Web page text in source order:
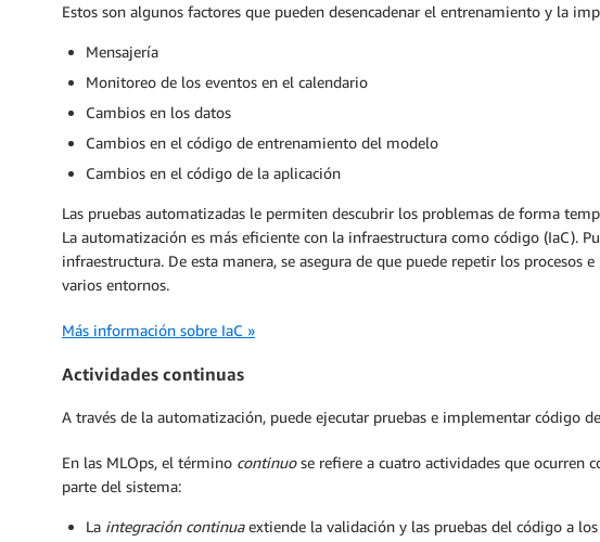
Estos son algunos factores que pueden desencadenar el entrenamiento y la
Mensajería
Monitoreo de los eventos en el calendario
Cambios en los datos
Cambios en el código de entrenamiento del modelo
Cambios en el código de la aplicación
Las pruebas automatizadas le permiten descubrir los problemas de forma
La automatización es más eficiente con la infraestructura como código (IaC).
infraestructura. De esta manera, se asegura de que puede repetir los
varios entornos.
Más información sobre IaC »
Actividades continuas
A través de la automatización, puede ejecutar pruebas e implementar código
En las MLOps, el término continuose refiere a cuatro actividades que ocurren
parte del sistema:
La integración continuaextiende la validación y las pruebas del código a